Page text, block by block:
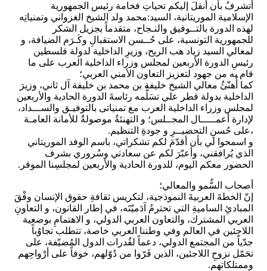
أتشرفُ بأن أنقلَ إليكم تحياتِ فخامة رئيس الجمهورية
الإسلامية الموريتانية، السيد:محمد ولد الشيخ الغزواني وتمنياتِه
لهذه الدورة بالتــوفيق والنـجاح، متقدماً بجزيل الشكر
للجمهورية التونسية، على حُــسن الاستقبالِ وكَـرَم الضيافة، و
لمعالي السيد زياد هب الريح، وزيرِ الداخلية لدولة فلسطين
رئيسِ الدورة الأربعين لمجلس وزراء الداخلية العرب على ما
قام به من جهود لتعزيز التعاون الأمني العربي؛
كما أُهنّئُ معالي الشيخ خليفة بن محمد بن خليفة آل ثاني، وزيرَ
الداخلية بدولة قطر علي تسَلُّمه رئاسةَ الدورة الحادية والأربعين
لمجلس وزراء الداخلية العرب مع تمنياتى بالتوفيـق والســـداد،
لإدارة أعمـــــال المجــلس؛ و التهنئةُ موصولةٌ للأمانة العامـة
،على حُسنِ التحضيــرِ و جودةِ التنظيم.
و اسمحوا لي بأن أقدّمَ لكم تشكراتي، باسم الوفد الموريتاني
الذي يُرافقني، وأعبّرَ لكم عن سعادتي وسُروري بشرف
الحضور معكم اليوم، للدورة الحادية والأربعين لمجلسِنا الموقر.
أصحاب السُّمو والمعالي؛
إنّ الخطةَ العربيةَ النموذجية، لتكريس ثقافةِ حقوق الإنسان وفْقَ
المبادئِ الساميةِ التي تحترمُ آدَميّتَه، في إطار القانون، و التعاونِ
العربي المشترك، والتعاون العربي الدولي، و الاهتمامِ بوضعية
اللاجئين في العالم وفي وطننا العربي خاصة، تتطلب تجاوُباً
جدّياً من المجتمع الدولي، دعماً لقُدرات الدول المُضيّفة، على
تحَمّل نزوحِ اللاجئين، الذين فَرّوا من دُوّلهم، خوفاً على أرْواحِهم
وممتلكاتهم.